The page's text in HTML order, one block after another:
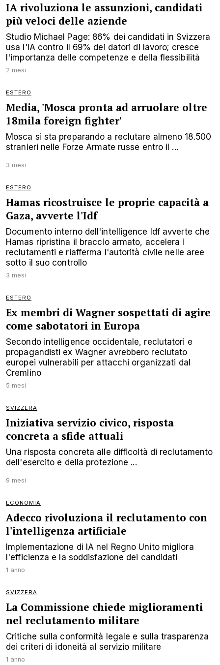
IA rivoluziona le assunzioni, candidati
più veloci delle aziende
Studio Michael Page: 86% dei candidati in Svizzera
usa l'IA contro il 69% dei datori di lavoro; cresce
l'importanza delle competenze e della flessibilità
2 mesi
ESTERO
Media, 'Mosca pronta ad arruolare oltre
18mila foreign fighter'
Mosca si sta preparando a reclutare almeno 18.500
stranieri nelle Forze Armate russe entro il ...
3 mesi
ESTERO
Hamas ricostruisce le proprie capacità a
Gaza, avverte l'Idf
Documento interno dell'intelligence Idf avverte che
Hamas ripristina il braccio armato, accelera i
reclutamenti e riafferma l'autorità civile nelle aree
sotto il suo controllo
3 mesi
ESTERO
Ex membri di Wagner sospettati di agire
come sabotatori in Europa
Secondo intelligence occidentale, reclutatori e
propagandisti ex Wagner avrebbero reclutato
europei vulnerabili per attacchi organizzati dal
Cremlino
5 mesi
SVIZZERA
Iniziativa servizio civico, risposta
concreta a sfide attuali
Una risposta concreta alle difficoltà di reclutamento
dell'esercito e della protezione ...
9 mesi
ECONOMIA
Adecco rivoluziona il reclutamento con
l'intelligenza artificiale
Implementazione di IA nel Regno Unito migliora
l'efficienza e la soddisfazione dei candidati
1 anno
SVIZZERA
La Commissione chiede miglioramenti
nel reclutamento militare
Critiche sulla conformità legale e sulla trasparenza
dei criteri di idoneità al servizio militare
1 anno